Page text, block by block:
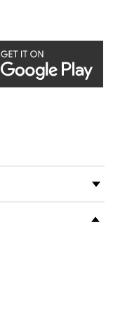
Борщаговка
Пуховка